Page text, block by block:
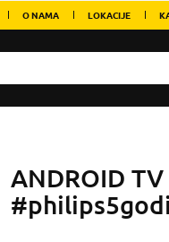
O NAMA LOKACIJE
ANDROID